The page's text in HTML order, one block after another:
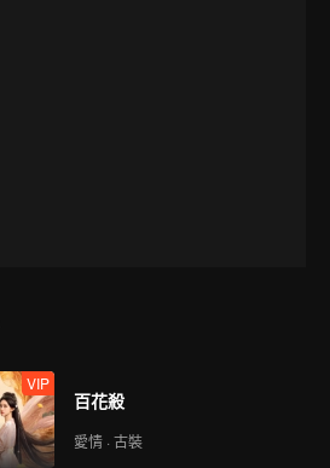
VIP
百花殺
愛情 · 古裝